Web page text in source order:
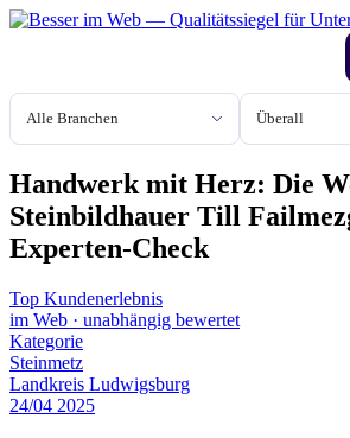
Zum
Branche
Stadt oder
Handwerk mit Herz: Die
Steinbildhauer Till
Experten-Check
Top Kundenerlebnis
im Web · unabhängig bewertet
Kategorie
Steinmetz
Landkreis Ludwigsburg
24/04 2025